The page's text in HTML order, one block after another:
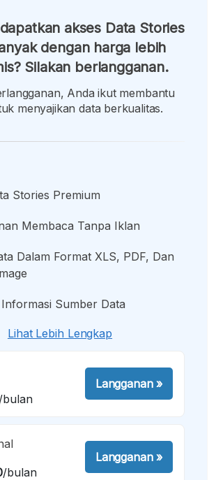
akses Data Stories
dengan harga lebih
Silakan berlangganan.
Anda ikut membantu
menyajikan data berkualitas.
Stories Premium
Membaca Tanpa Iklan
Dalam Format XLS, PDF, Dan
Sumber Data
Lihat Lebih Lengkap
/bulan
Langganan»
/bulan
Langganan»